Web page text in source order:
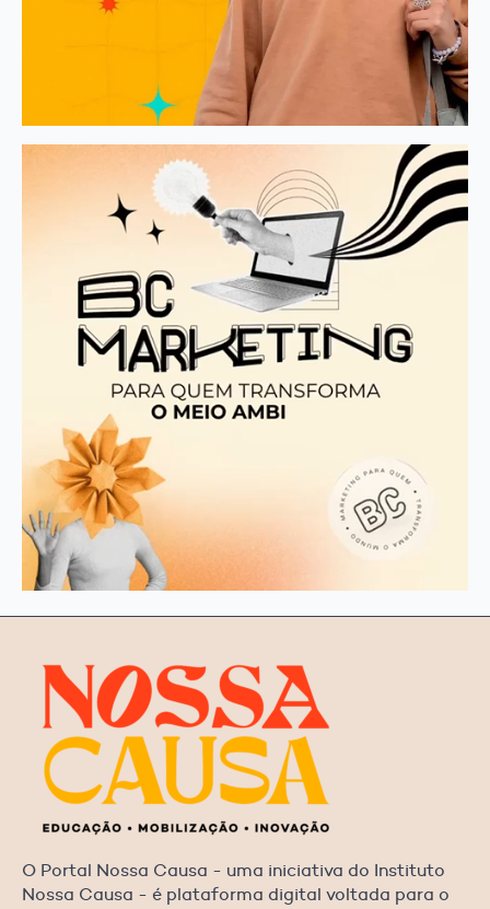
O Portal Nossa Causa - uma iniciativa do Instituto
Nossa Causa - é plataforma digital voltada para o